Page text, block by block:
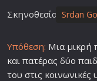
Σκηνοθεσία Srdan
Υπόθεση: Μια μικρή
και πατέρας δύο
του στις